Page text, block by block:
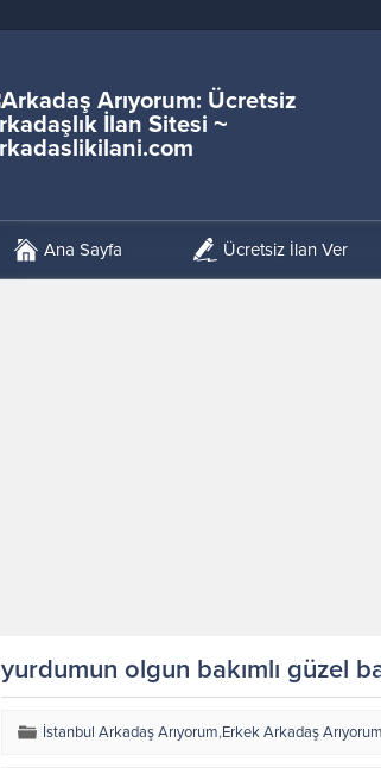
Ana Sayfa Ücretsiz İlan Ver
yurdumun olgun bakımlı güzel
İstanbul Arkadaş Arıyorum,Erkek Arkadaş Arıyorum